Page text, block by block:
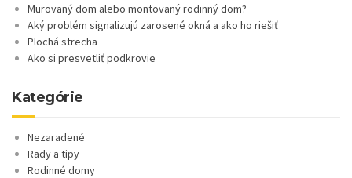
Murovaný dom alebo montovaný rodinný dom?
Aký problém signalizujú zarosené okná a ako ho riešiť
Plochá strecha
Ako si presvetliť podkrovie
Kategórie
Nezaradené
Rady a tipy
Rodinné domy